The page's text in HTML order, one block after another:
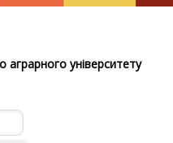
аграрного університету